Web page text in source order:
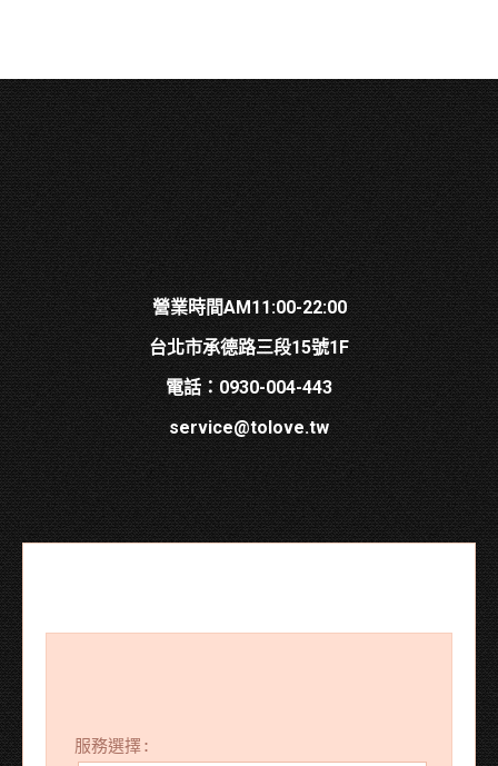
營業時間AM11:00-22:00
台北市承德路三段15號1F
電話：0930-004-443
service@tolove.tw
服務選擇: